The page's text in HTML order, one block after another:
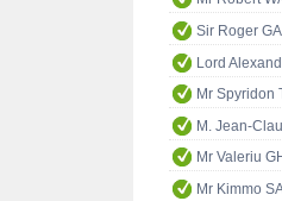
Sir Roger
Lord
Mr Spyridon
M. Jean-
Mr Valeriu
Mr Kimmo